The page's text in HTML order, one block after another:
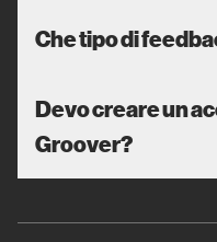
Che tipo di
Devo creare un
Groover?